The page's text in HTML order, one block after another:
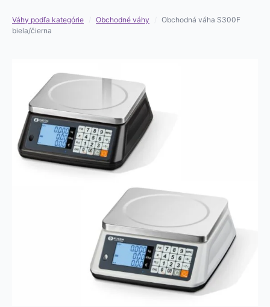
Váhy podľa kategórie Obchodné váhy
Obchodná váha S300F
biela/čierna